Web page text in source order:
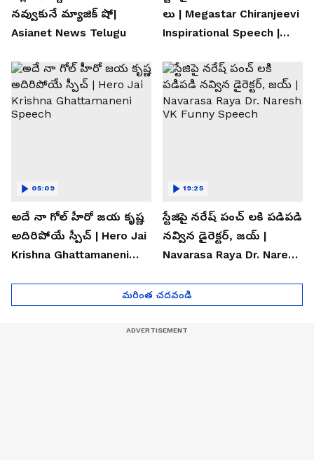
నవ్వుకునే మ్యాజిక్ షో|
Asianet News Telugu
లు | Megastar Chiranjeevi
Inspirational Speech |
అదే నా గోల్ హీరో జయ కృష్ణ
అదిరిపోయే స్పీచ్ | Hero Jai
Krishna Ghattamaneni
05:09
స్టేజిపై నరేష్ పంచ్ లకి పడిపడి
నవ్విన డైరెక్టర్, జయ్ |
Navarasa Raya Dr. Naresh
19:25
మరింత చదవండి